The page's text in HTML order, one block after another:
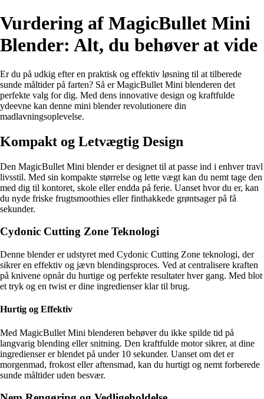
Vurdering af MagicBullet Mini
Blender: Alt, du behøver at vide
Er du på udkig efter en praktisk og effektiv løsning til at tilberede
sunde måltider på farten? Så er MagicBullet Mini blenderen det
perfekte valg for dig. Med dens innovative design og kraftfulde
ydeevne kan denne mini blender revolutionere din
madlavningsoplevelse.
Kompakt og Letvægtig Design
Den MagicBullet Mini blender er designet til at passe ind i enhver travl
livsstil. Med sin kompakte størrelse og lette vægt kan du nemt tage den
med dig til kontoret, skole eller endda på ferie. Uanset hvor du er, kan
du nyde friske frugtsmoothies eller finthakkede grøntsager på få
sekunder.
Cydonic Cutting Zone Teknologi
Denne blender er udstyret med Cydonic Cutting Zone teknologi, der
sikrer en effektiv og jævn blendingsproces. Ved at centralisere kraften
på knivene opnår du hurtige og perfekte resultater hver gang. Med blot
et tryk og en twist er dine ingredienser klar til brug.
Hurtig og Effektiv
Med MagicBullet Mini blenderen behøver du ikke spilde tid på
langvarig blending eller snitning. Den kraftfulde motor sikrer, at dine
ingredienser er blendet på under 10 sekunder. Uanset om det er
morgenmad, frokost eller aftensmad, kan du hurtigt og nemt forberede
sunde måltider uden besvær.